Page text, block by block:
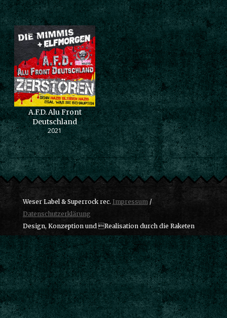
A.F.D. Alu Front
Deutschland
2021
Weser Label & Superrock rec. Impressum/
Datenschutzerklärung
Design, Konzeption und Realisation durch die Raketen